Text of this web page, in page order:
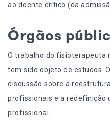
ao doente crítico (da
Órgãos
O trabalho do fisioterapeuta
tem sido objeto de estudos.
discussão sobre a
profissionais e a redefinição
profissional.